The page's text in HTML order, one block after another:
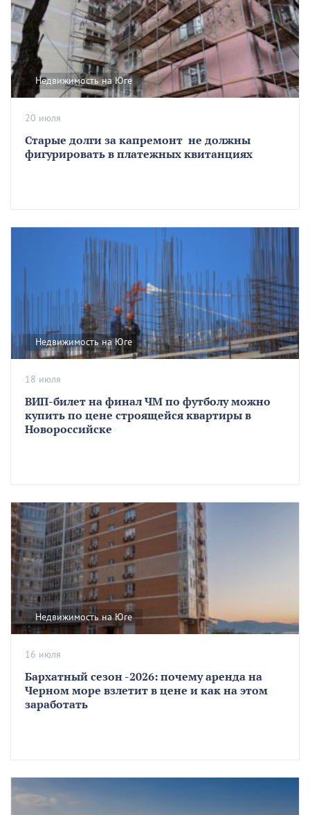
Недвижимость на Юге
Старые долги за капремонт не должны
фигурировать в платежных квитанциях
20 июля
Недвижимость на Юге
ВИП-билет на финал ЧМ по футболу можно
купить по цене строящейся квартиры в
Новороссийске
18 июля
Недвижимость на Юге
Бархатный сезон -2026: почему аренда на
Черном море взлетит в цене и как на этом
заработать
16 июля